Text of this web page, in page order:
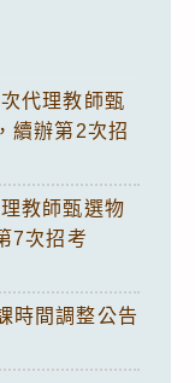
代理教師甄
續辦第2次招
教師甄選物
7次招考
時間調整公告